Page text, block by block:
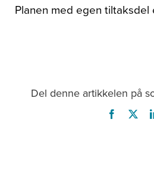
Planen med egen tiltaksdel
Del denne artikkelen på